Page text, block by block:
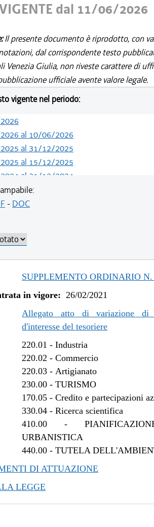
dal 11/06/2026
Il presente documento è riprodotto, con
dal corrispondente testo
Venezia Giulia, non riveste carattere di
ufficiale avente valore legale.
vigente nel periodo:
al 10/06/2026
al 31/12/2025
al 15/12/2025
al 31/12/2024
al 09/08/2024
al 13/05/2024
al 30/10/2023
al 11/08/2023
al 06/03/2023
al 31/12/2022
al 13/06/2022
al 31/12/2021
2021 al 15/12/2021
al 26/10/2021
al 11/08/2021
2021 al 26/04/2021
- DOC
SUPPLEMENTO ORDINARIO
in vigore: 26/02/2021
Allegato atto di variazione
d'interesse del tesoriere
220.01 -Industria
220.02 -Commercio
220.03 -Artigianato
230.00 -TURISMO
170.05 -Credito e partecipazioni
330.04 -Ricerca scientifica
410.00 -
URBANISTICA
440.00 -TUTELA
DI ATTUAZIONE
LEGGE